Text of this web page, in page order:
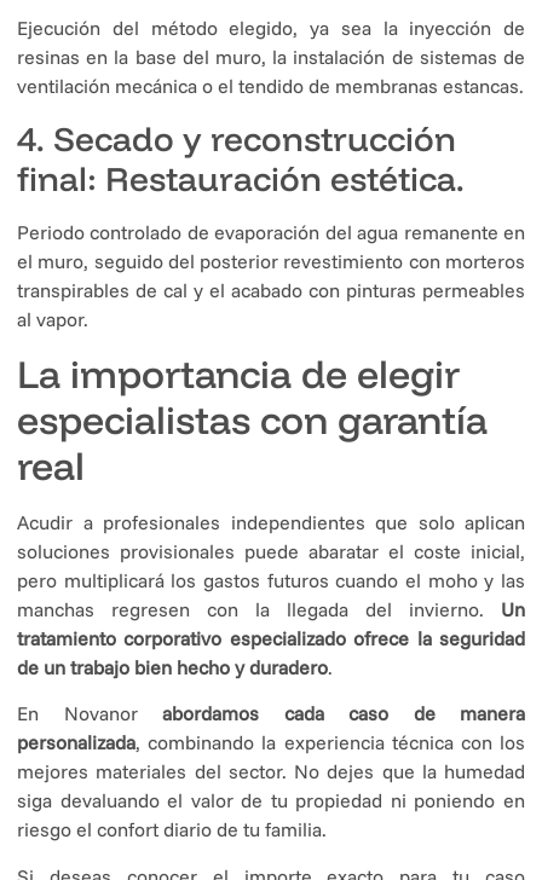
Ejecución del método elegido, ya sea la inyección de
resinas en la base del muro, la instalación de sistemas de
ventilación mecánica o el tendido de membranas estancas.
4. Secado y reconstrucción
final: Restauración estética.
Periodo controlado de evaporación del agua remanente en
el muro, seguido del posterior revestimiento con morteros
transpirables de cal y el acabado con pinturas permeables
al vapor.
La importancia de elegir
especialistas con garantía
real
Acudir a profesionales independientes que solo aplican
soluciones provisionales puede abaratar el coste inicial,
pero multiplicará los gastos futuros cuando el moho y las
manchas regresen con la llegada del invierno. Un
tratamiento corporativo especializado ofrece la seguridad
de un trabajo bien hecho y duradero.
En Novanor abordamos cada caso de manera
personalizada, combinando la experiencia técnica con los
mejores materiales del sector. No dejes que la humedad
siga devaluando el valor de tu propiedad ni poniendo en
riesgo el confort diario de tu familia.